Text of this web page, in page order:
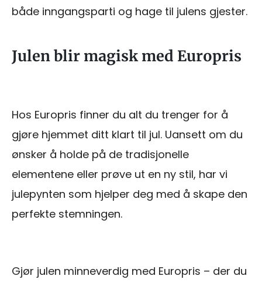
både inngangsparti og hage til julens gjester.
Julen blir magisk med Europris
Hos Europris finner du alt du trenger for å
gjøre hjemmet ditt klart til jul. Uansett om du
ønsker å holde på de tradisjonelle
elementene eller prøve ut en ny stil, har vi
julepynten som hjelper deg med å skape den
perfekte stemningen.
Gjør julen minneverdig med Europris – der du